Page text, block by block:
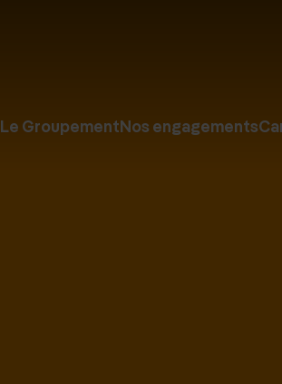
Le GroupementNos engagements